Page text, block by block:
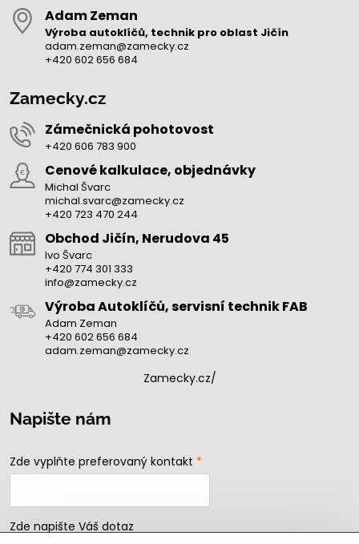
Adam Zeman
Výroba autoklíčů, technik pro oblast Jičín
adam.zeman@zamecky.cz
+420 602 656 684
Zamecky.cz
Zámečnická pohotovost
+420 606 783 900
Cenové kalkulace, objednávky
Michal Švarc
michal.svarc@zamecky.cz
+420 723 470 244
Obchod Jičín, Nerudova 45
Ivo Švarc
+420 774 301 333
info@zamecky.cz
Výroba Autoklíčů, servisní technik FAB
Adam Zeman
+420 602 656 684
adam.zeman@zamecky.cz
Zamecky.cz/
Napište nám
Zde vyplňte preferovaný kontakt *
Zde napište Váš dotaz